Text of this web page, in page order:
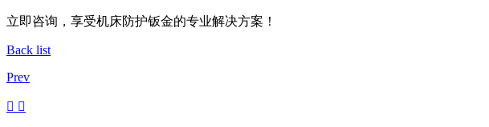
立即咨询，享受机床防护钣金的专业解决方案！
Back list
Prev